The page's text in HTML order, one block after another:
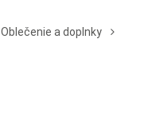
Oblečenie a doplnky